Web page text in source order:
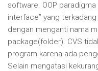
software. OOP
interface” yang
dengan menganti nama
package(folder). CVS
program karena ada
Selain mengatasi